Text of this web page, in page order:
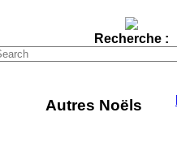
Recherche :
Autres Noëls